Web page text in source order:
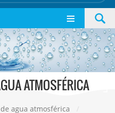
ATMOSFÉRICA
agua atmosférica
/